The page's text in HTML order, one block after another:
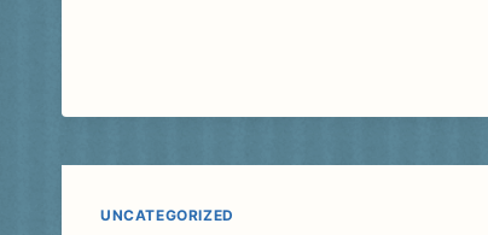
UNCATEGORIZED